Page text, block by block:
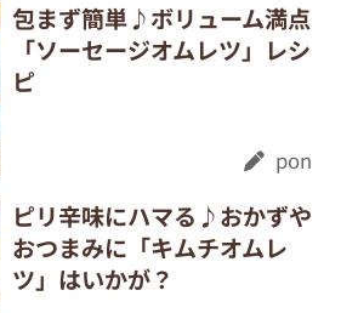
包まず簡単♪ボリューム満点
「ソーセージオムレツ」レシ
ピ
pon
ピリ辛味にハマる♪おかずや
おつまみに「キムチオムレ
ツ」はいかが？